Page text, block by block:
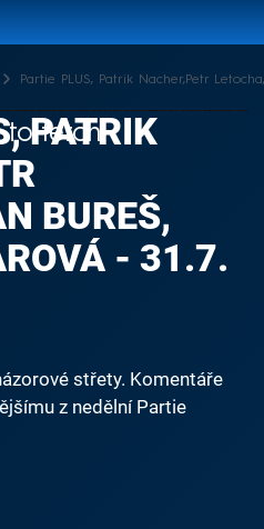
Partie PLUS, Patrik Nacher,Petr
to fetch
PATRIK
BUREŠ,
- 31.7.
střety. Komentáře
z nedělní Partie